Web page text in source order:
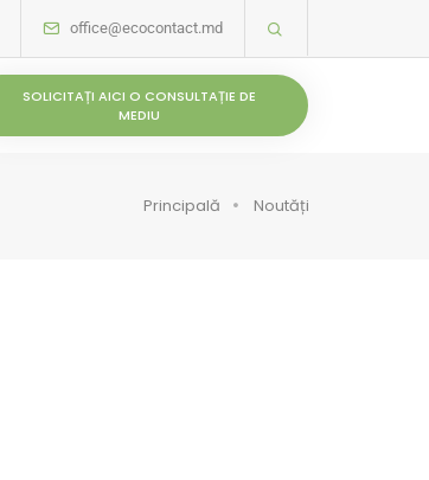
office@ecocontact.md
SOLICITAȚI AICI O CONSULTAȚIE DE
MEDIU
Principală Noutăți